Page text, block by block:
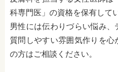
科専門医」の資格を保有して
男性には伝わりづらい悩み
質問しやすい雰囲気作りを
の方はご相談ください。